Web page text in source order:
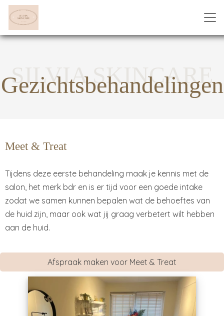
Gezichtsbehandelingen
SILVIA SKINCARE
Meet & Treat
Tijdens deze eerste behandeling maak je kennis met de
salon, het merk bdr en is er tijd voor een goede intake
zodat we samen kunnen bepalen wat de behoeftes van
de huid zijn, maar ook wat jij graag verbetert wilt hebben
aan de huid.
Afspraak maken voor Meet & Treat